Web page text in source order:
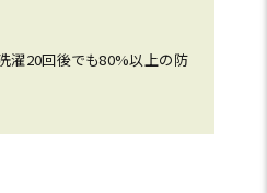
濯20回後でも80%以上の防